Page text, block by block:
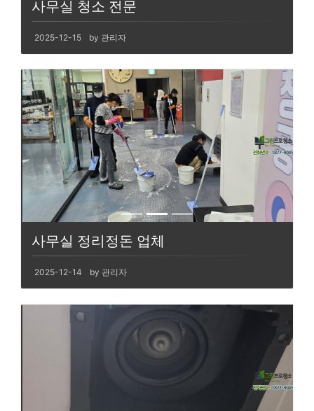
사무실 청소 전문
2025-12-15 by 관리자
사무실 정리정돈 업체
2025-12-14 by 관리자